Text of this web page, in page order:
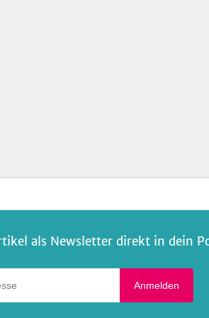
als Newsletter direkt in dein
Anmelden